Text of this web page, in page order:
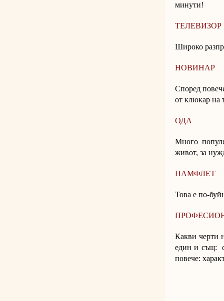
минути!
ТЕЛЕВИЗОР
Широко
НОВИНАР
Според
от клюкар на
ОДА
Много
живот, за
ПАМФЛЕТ
Това е по-
Какви черти
един и същ:
повече: